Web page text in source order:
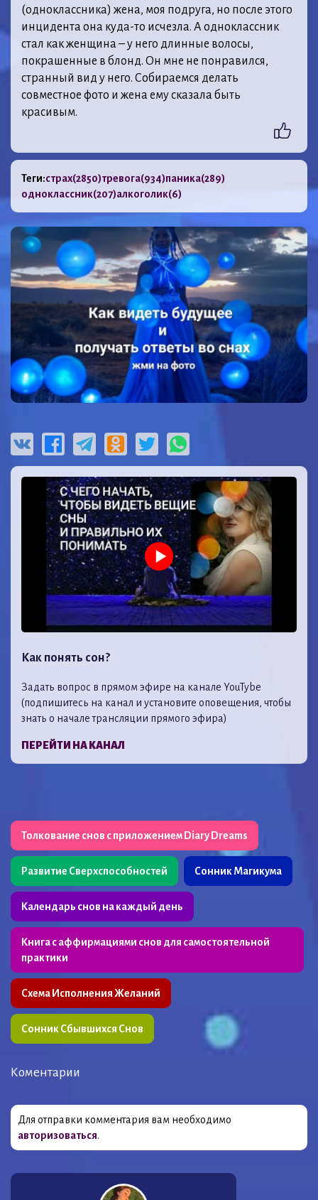
(одноклассника) жена, моя подруга, но после этого
инцидента она куда-то исчезла. А одноклассник
стал как женщина – у него длинные волосы,
покрашенные в блонд. Он мне не понравился,
странный вид у него. Собираемся делать
совместное фото и жена ему сказала быть
красивым.
Теги:страх(2850)тревога(934)паника(289)
одноклассник(207)алкоголик(6)
Как понять сон?
Задать вопрос в прямом эфире на канале YouTybe
(подпишитесь на канал и установите оповещения, чтобы
знать о начале трансляции прямого эфира)
ПЕРЕЙТИ НА КАНАЛ
Толкование снов с приложением Diary Dreams
Развитие Сверхспособностей Сонник Магикума
Календарь снов на каждый день
Книга с аффирмациями снов для самостоятельной
практики
Схема Исполнения Желаний
Сонник Сбывшихся Снов
Коментарии
Для отправки комментария вам необходимо
авторизоваться.